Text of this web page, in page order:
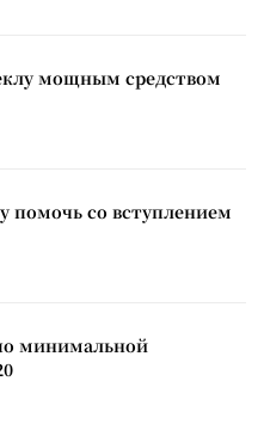
мощным средством
помочь со вступлением
минимальной